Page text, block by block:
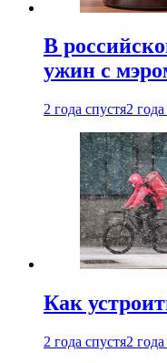
В
ужин с
2 года спустя2
Как
2 года спустя2